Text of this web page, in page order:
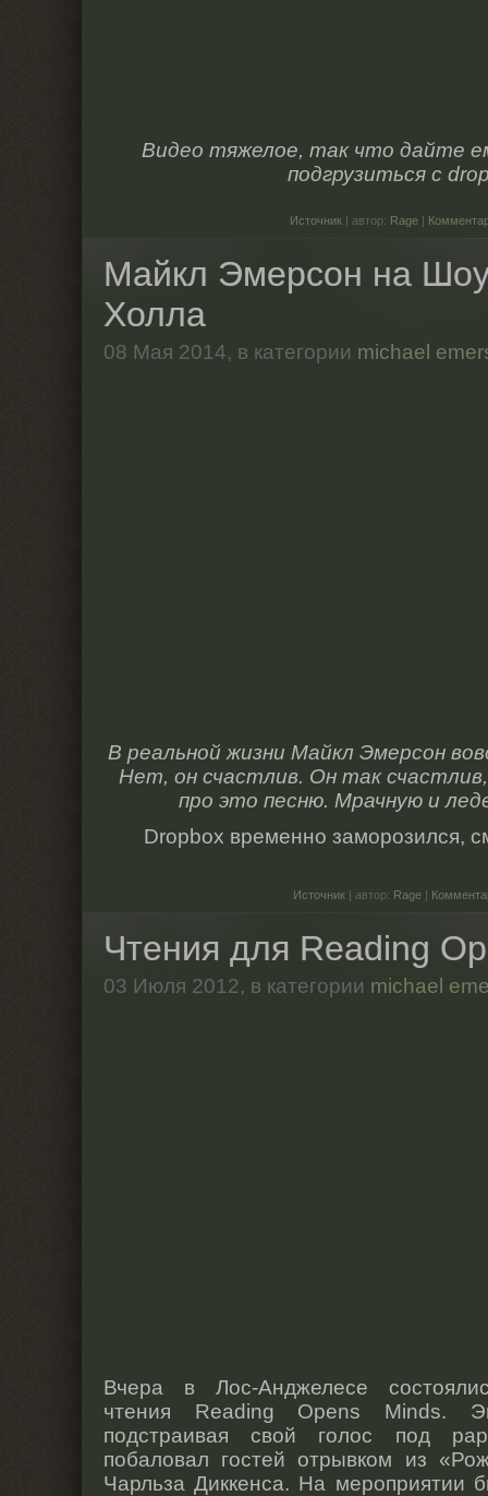
Видео тяжелое, так что дайте
подгрузиться с
Источник | автор: Rage |
Майкл Эмерсон на
Холла
08 Мая 2014, в категории michael
В реальной жизни Майкл Эмерсон
Нет, он счастлив. Он так
про это песню. Мрачную и
Dropbox временно заморозился,
Источник | автор: Rage |
Чтения для Reading
03 Июля 2012, в категории michael
Вчера в Лос-Анджелесе
чтения Reading Opens Minds.
подстраивая свой голос под
побаловал гостей отрывком из
Чарльза Диккенса. На мероприятии